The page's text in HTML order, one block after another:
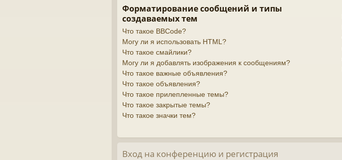
Форматирование сообщений и типы
создаваемых тем
Что такое BBCode?
Могу ли я использовать HTML?
Что такое смайлики?
Могу ли я добавлять изображения к сообщениям?
Что такое важные объявления?
Что такое объявления?
Что такое прилепленные темы?
Что такое закрытые темы?
Что такое значки тем?
Вход на конференцию и регистрация